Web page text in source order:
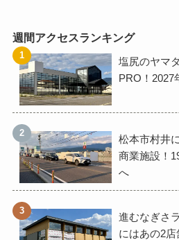
週間アクセスランキング
塩尻のヤマ
PRO！2027
松本市村井
商業施設！
へ
進むなぎさ
にはあの2